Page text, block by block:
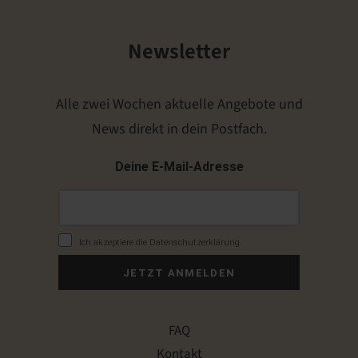
FAQ
Kontakt
Newsletter
Alle zwei Wochen aktuelle Angebote und
News direkt in dein Postfach.
Deine E-Mail-Adresse
Ich akzeptiere die Datenschutzerklärung.
JETZT ANMELDEN